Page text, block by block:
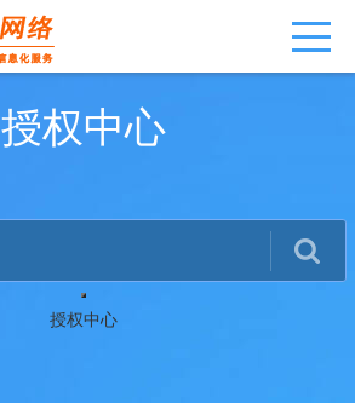
授权中心
授权中心